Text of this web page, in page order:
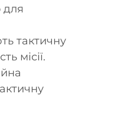
для
тактичну
місії.